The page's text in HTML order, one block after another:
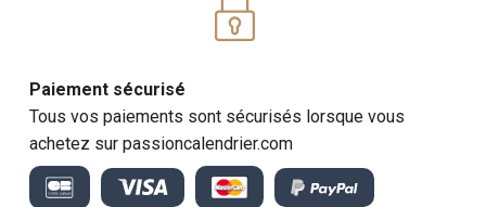
Paiement sécurisé
Tous vos paiements sont sécurisés lorsque vous
achetez sur passioncalendrier.com